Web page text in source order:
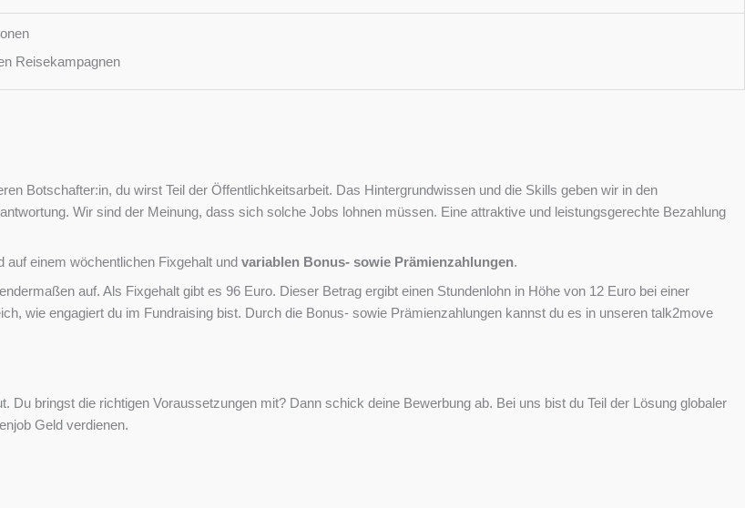
Reisekampagnen
Botschafter:in, du wirst Teil der Öffentlichkeitsarbeit. Das Hintergrundwissen und die Skills geben wir in den
Wir sind der Meinung, dass sich solche Jobs lohnen müssen. Eine attraktive und leistungsgerechte Bezahlung
einem wöchentlichen Fixgehalt und variablen Bonus- sowie Prämienzahlungen.
auf. Als Fixgehalt gibt es 96 Euro. Dieser Betrag ergibt einen Stundenlohn in Höhe von 12 Euro bei einer
wie engagiert du im Fundraising bist. Durch die Bonus- sowie Prämienzahlungen kannst du es in unseren talk2move
bringst die richtigen Voraussetzungen mit? Dann schick deine Bewerbung ab. Bei uns bist du Teil der Lösung globaler
Geld verdienen.